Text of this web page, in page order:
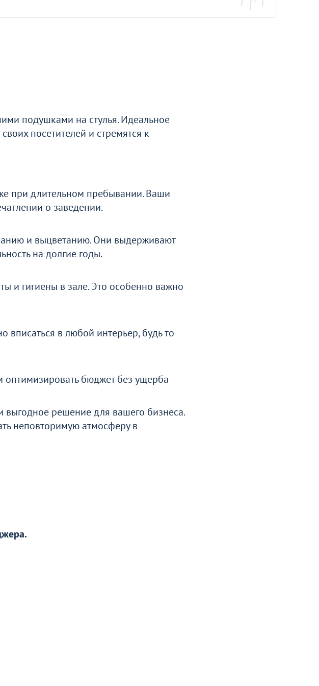
подушками на стулья. Идеальное
посетителей и стремятся к
при длительном пребывании. Ваши
о заведении.
и выцветанию. Они выдерживают
на долгие годы.
и гигиены в зале. Это особенно важно
в любой интерьер, будь то
бюджет без ущерба
выгодное решение для вашего бизнеса.
неповторимую атмосферу в
Диамант
Стул Кьявари Пламя, деревянный